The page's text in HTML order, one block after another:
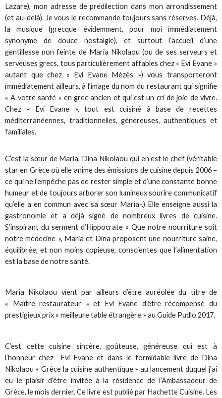
Lazare), mon adresse de prédilection dans mon arrondissement
(et au-delà). Je vous le recommande toujours sans réserves. Déjà,
la musique (grecque évidemment, pour moi immédiatement
synonyme de douce nostalgie), et surtout l’accueil d’une
gentillesse non feinte de Maria Nikolaou (ou de ses serveurs et
serveuses grecs, tous particulièrement affables chez « Evi Evane »
autant que chez « Evi Evane Mézès ») vous transporteront
immédiatement ailleurs, à l’image du nom du restaurant qui signifie
« A votre santé » en grec ancien et qui est un cri de joie de vivre.
Chez « Evi Evane », tout est cuisiné à base de recettes
méditerranéennes, traditionnelles, généreuses, authentiques et
familiales.
C’est la sœur de Maria, Dina Nikolaou qui en est le chef (véritable
star en Grèce où elle anime des émissions de cuisine depuis 2006 –
ce qui ne l’empêche pas de rester simple et d’une constante bonne
humeur et de toujours arborer son lumineux sourire communicatif
qu’elle a en commun avec sa sœur Maria-.) Elle enseigne aussi la
gastronomie et a déjà signé de nombreux livres de cuisine.
S’inspirant du serment d’Hippocrate « Que notre nourriture soit
notre médecine », Maria et Dina proposent une nourriture saine,
équilibrée, et non moins copieuse, conscientes que l’alimentation
est la base de notre santé.
Maria Nikolaou vient par ailleurs d’être auréolée du titre de
« Maître restaurateur » et Evi Evane d’être récompensé du
prestigieux prix « meilleure table étrangère » au Guide Pudlo 2017.
C’est cette cuisine sincère, goûteuse, généreuse qui est à
l’honneur chez Evi Evane et dans le formidable livre de Dina
Nikolaou « Grèce la cuisine authentique » au lancement duquel j’ai
eu le plaisir d’être invitée à la résidence de l’Ambassadeur de
Grèce, le mois dernier. Ce livre est publié par Hachette Cuisine. Les